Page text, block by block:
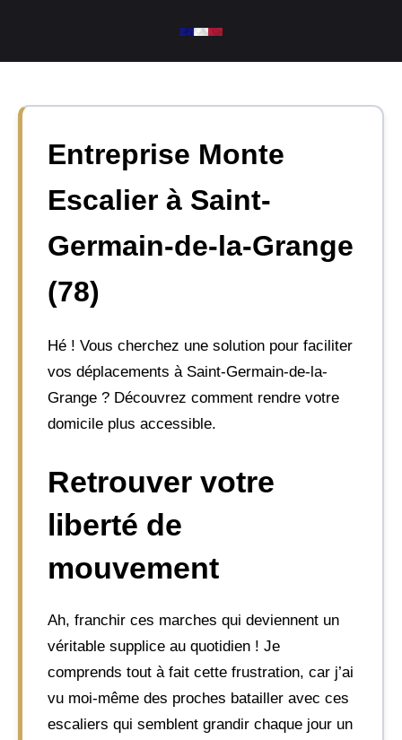
contenu
Entreprise Monte
Escalier à Saint-
Germain-de-la-Grange
(78)
Hé ! Vous cherchez une solution pour faciliter
vos déplacements à Saint-Germain-de-la-
Grange ? Découvrez comment rendre votre
domicile plus accessible.
Retrouver votre
liberté de
mouvement
Ah, franchir ces marches qui deviennent un
véritable supplice au quotidien ! Je
comprends tout à fait cette frustration, car j’ai
vu moi-même des proches batailler avec ces
escaliers qui semblent grandir chaque jour un